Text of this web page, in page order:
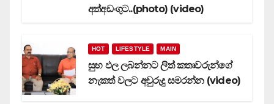
අත්අඩංගුට..(photo) (video)
HOT LIFESTYLE MAIN
සුභ ඵල ලබන්නට ලිත් කතෘවරුන්ගේ
නැකත් වලට අවුරුදු සමරන්න (video)